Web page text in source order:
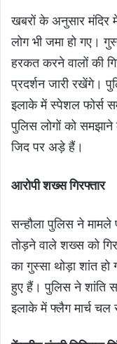
खबरों के अनुसार मंदिर
लोग भी जमा हो गए।
हरकत करने वालों की
प्रदर्शन जारी रखेंगे।
इलाके में स्पेशल फोर्स
पुलिस लोगों को
जिद पर अड़े हैं।
आरोपी शख्स गिरफ्तार
सन्हौला पुलिस ने
तोड़ने वाले शख्स को
का गुस्सा थोड़ा शांत हो
हुए हैं। पुलिस ने शांति
इलाके में फ्लैग मार्च चल